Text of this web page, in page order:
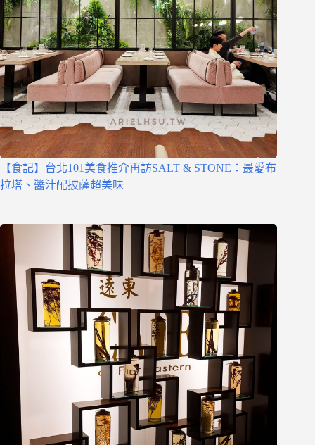
【食記】台北101美食推介再訪SALT & STONE：最愛布
拉塔、醬汁配披薩超美味